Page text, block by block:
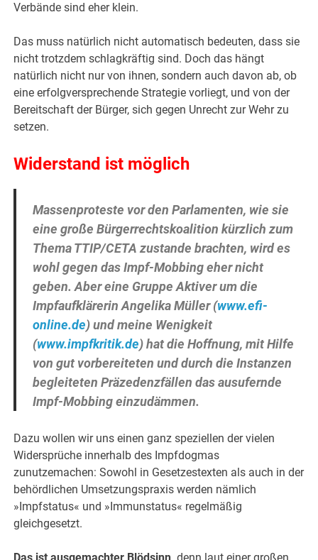
Verbände sind eher klein.
Das muss natürlich nicht automatisch bedeuten, dass sie
nicht trotzdem schlagkräftig sind. Doch das hängt
natürlich nicht nur von ihnen, sondern auch davon ab, ob
eine erfolgversprechende Strategie vorliegt, und von der
Bereitschaft der Bürger, sich gegen Unrecht zur Wehr zu
setzen.
Widerstand ist möglich
Massenproteste vor den Parlamenten, wie sie
eine große Bürgerrechtskoalition kürzlich zum
Thema TTIP/CETA zustande brachten, wird es
wohl gegen das Impf-Mobbing eher nicht
geben. Aber eine Gruppe Aktiver um die
Impfaufklärerin Angelika Müller (www.efi-
online.de) und meine Wenigkeit
(www.impfkritik.de) hat die Hoffnung, mit Hilfe
von gut vorbereiteten und durch die Instanzen
begleiteten Präzedenzfällen das ausufernde
Impf-Mobbing einzudämmen.
Dazu wollen wir uns einen ganz speziellen der vielen
Widersprüche innerhalb des Impfdogmas
zunutzemachen: Sowohl in Gesetzestexten als auch in der
behördlichen Umsetzungspraxis werden nämlich
»Impfstatus« und »Immunstatus« regelmäßig
gleichgesetzt.